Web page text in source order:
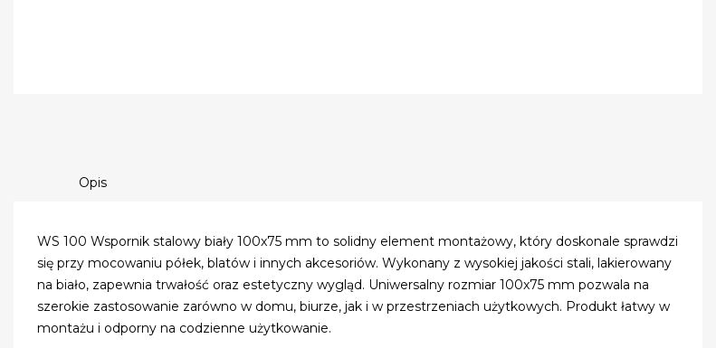
Opis
WS 100 Wspornik stalowy biały 100x75 mm to solidny element montażowy, który doskonale sprawdzi
się przy mocowaniu półek, blatów i innych akcesoriów. Wykonany z wysokiej jakości stali, lakierowany
na biało, zapewnia trwałość oraz estetyczny wygląd. Uniwersalny rozmiar 100x75 mm pozwala na
szerokie zastosowanie zarówno w domu, biurze, jak i w przestrzeniach użytkowych. Produkt łatwy w
montażu i odporny na codzienne użytkowanie.